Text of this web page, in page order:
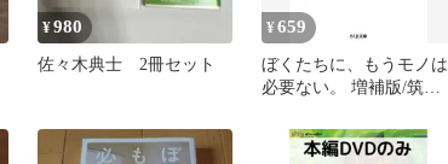
¥980
佐々木典士 2冊セット
¥659
ぼくたちに、もうモノは
必要ない。 増補版/筑摩